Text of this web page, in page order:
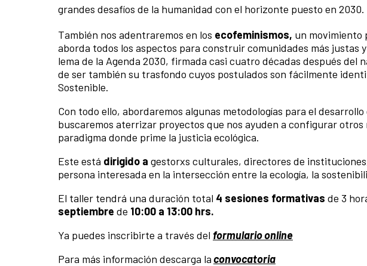
grandes desafíos de la humanidad con el horizonte puesto en 2030.
También nos adentraremos en los ecofeminismos, un movimiento
aborda todos los aspectos para construir comunidades más justas
lema de la Agenda 2030, firmada casi cuatro décadas después del
de ser también su trasfondo cuyos postulados son fácilmente
Sostenible.
Con todo ello, abordaremos algunas metodologías para el
buscaremos aterrizar proyectos que nos ayuden a configurar otros
paradigma donde prime la justicia ecológica.
Este está dirigido a gestorxs culturales, directores de
persona interesada en la intersección entre la ecología, la
El taller tendrá una duración total 4 sesiones formativas de 3
septiembre de 10:00 a 13:00 hrs.
Ya puedes inscribirte a través del formulario online
Para más información descarga laconvocatoria